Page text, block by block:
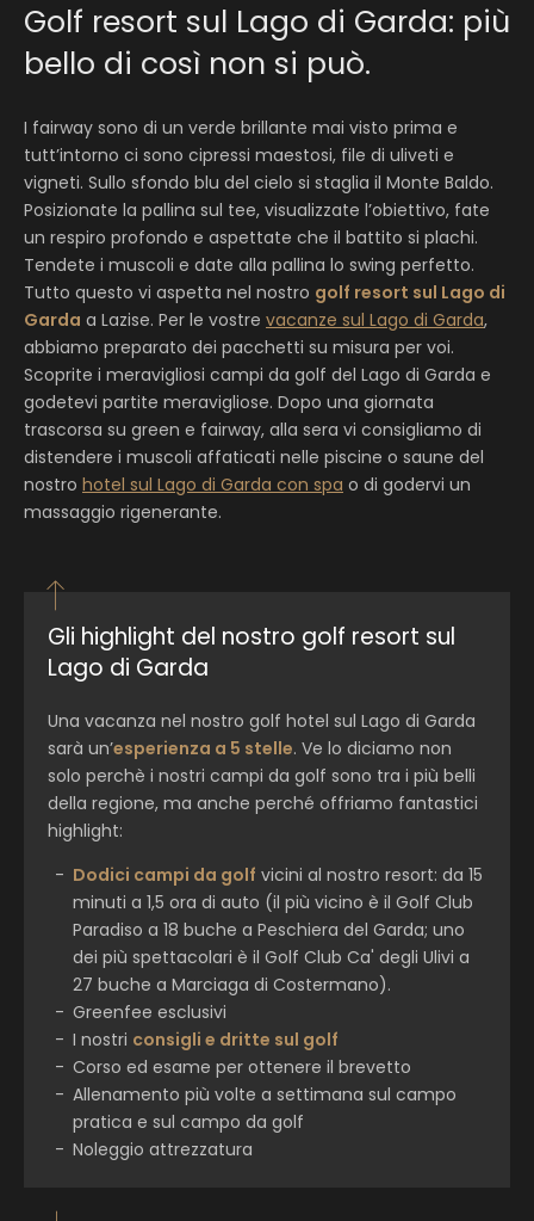
Golf resort sul Lago di Garda: più
bello di così non si può.
I fairway sono di un verde brillante mai visto prima e
tutt’intorno ci sono cipressi maestosi, file di uliveti e
vigneti. Sullo sfondo blu del cielo si staglia il Monte Baldo.
Posizionate la pallina sul tee, visualizzate l’obiettivo, fate
un respiro profondo e aspettate che il battito si plachi.
Tendete i muscoli e date alla pallina lo swing perfetto.
Tutto questo vi aspetta nel nostro golf resort sul Lago di
Garda a Lazise. Per le vostre vacanze sul Lago di Garda,
abbiamo preparato dei pacchetti su misura per voi.
Scoprite i meravigliosi campi da golf del Lago di Garda e
godetevi partite meravigliose. Dopo una giornata
trascorsa su green e fairway, alla sera vi consigliamo di
distendere i muscoli affaticati nelle piscine o saune del
nostro hotel sul Lago di Garda con spa o di godervi un
massaggio rigenerante.
Gli highlight del nostro golf resort sul
Lago di Garda
Una vacanza nel nostro golf hotel sul Lago di Garda
sarà un’esperienza a 5 stelle. Ve lo diciamo non
solo perchè i nostri campi da golf sono tra i più belli
della regione, ma anche perché offriamo fantastici
highlight:
Dodici campi da golf vicini al nostro resort: da 15
minuti a 1,5 ora di auto (il più vicino è il Golf Club
Paradiso a 18 buche a Peschiera del Garda; uno
dei più spettacolari è il Golf Club Ca' degli Ulivi a
27 buche a Marciaga di Costermano).
Greenfee esclusivi
I nostri consigli e dritte sul golf
Corso ed esame per ottenere il brevetto
Allenamento più volte a settimana sul campo
pratica e sul campo da golf
Noleggio attrezzatura